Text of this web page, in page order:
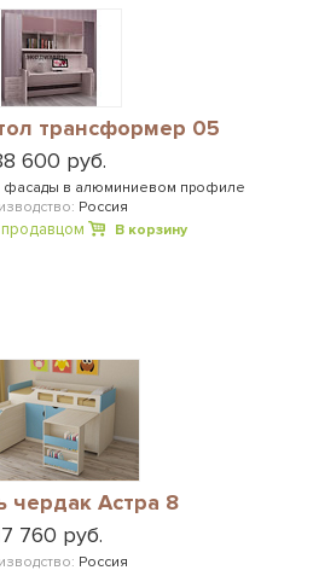
трансформер 05
600 руб.
в алюминиевом профиле
Россия
продавцом В корзину
чердак Астра 8
760 руб.
Россия